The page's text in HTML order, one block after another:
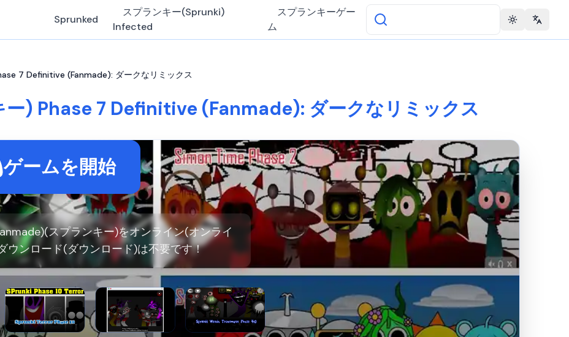
Sprunked
スプランキー(Sprunki)
Infected
スプランキーゲー
ム
Toggle theme
7 Definitive (Fanmade): ダークなリミックス
) Phase 7 Definitive (Fanmade): ダークなリミックス
ゲームを開始
スプランキー)をオンライン(オンライ
ウンロード(ダウンロード)は不要です！